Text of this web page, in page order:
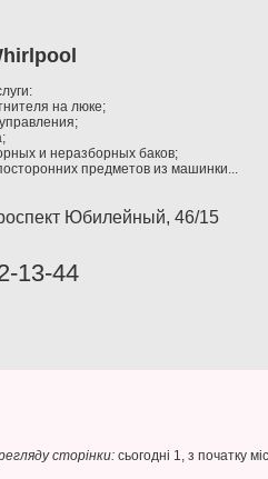
на люке;
и неразборных баков;
предметов из машинки...
Юбилейный, 46/15
13-44
сторінки: сьогодні 1, з початку